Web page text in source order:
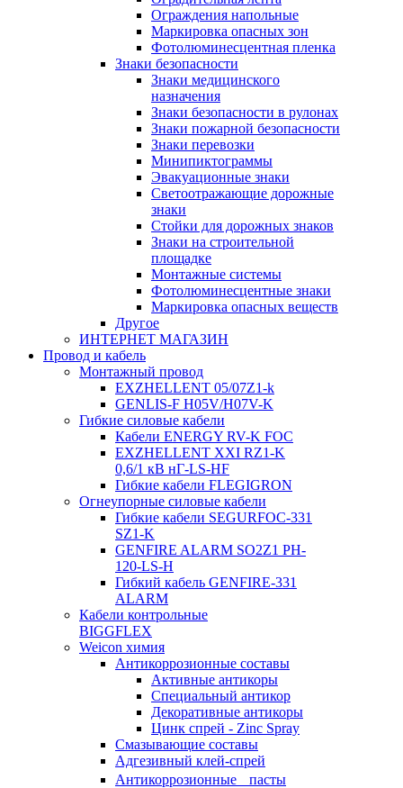
Ограждения напольные
Маркировка опасных зон
Фотолюминесцентная пленка
Знаки безопасности
Знаки медицинского
назначения
Знаки безопасности в рулонах
Знаки пожарной безопасности
Знаки перевозки
Минипиктограммы
Эвакуационные знаки
Светоотражающие дорожные
знаки
Стойки для дорожных знаков
Знаки на строительной
площадке
Монтажные системы
Фотолюминесцентные знаки
Маркировка опасных веществ
Другое
ИНТЕРНЕТ МАГАЗИН
Провод и кабель
Монтажный провод
EXZHELLENT 05/07Z1-k
GENLIS-F Н05V/H07V-K
Гибкие силовые кабели
Кабели ENERGY RV-K FOC
EXZHELLENT XXI RZ1-K
0,6/1 кВ нГ-LS-HF
Гибкие кабели FLEGIGRON
Огнеупорные силовые кабели
Гибкие кабели SEGURFOC-331
SZ1-K
GENFIRE ALARM SO2Z1 PH-
120-LS-H
Гибкий кабель GENFIRE-331
ALARM
Кабели контрольные
BIGGFLEX
Weicon химия
Антикоррозионные составы
Активные антикоры
Специальный антикор
Декоративные антикоры
Цинк спрей - Zinc Spray
Смазывающие составы
Адгезивный клей-спрей
Антикоррозионные пасты